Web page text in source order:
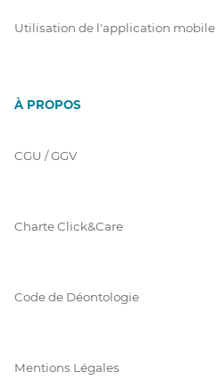
Utilisation de l'application mobile
À PROPOS
CGU / GGV
Charte Click&Care
Code de Déontologie
Mentions Légales